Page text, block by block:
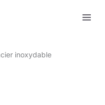
inoxydable